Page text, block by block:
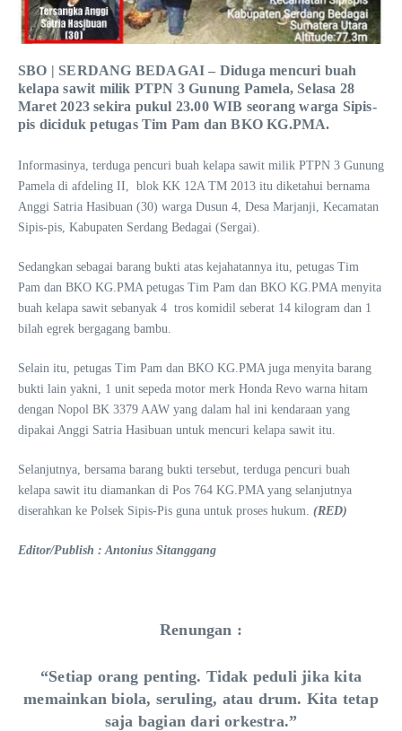
SBO | SERDANG BEDAGAI – Diduga mencuri buah
kelapa sawit milik PTPN 3 Gunung Pamela, Selasa 28
Maret 2023 sekira pukul 23.00 WIB seorang warga Sipis-
pis diciduk petugas Tim Pam dan BKO KG.PMA.
Informasinya, terduga pencuri buah kelapa sawit milik PTPN 3 Gunung
Pamela di afdeling II, blok KK 12A TM 2013 itu diketahui bernama
Anggi Satria Hasibuan (30) warga Dusun 4, Desa Marjanji, Kecamatan
Sipis-pis, Kabupaten Serdang Bedagai (Sergai).
Sedangkan sebagai barang bukti atas kejahatannya itu, petugas Tim
Pam dan BKO KG.PMA petugas Tim Pam dan BKO KG.PMA menyita
buah kelapa sawit sebanyak 4 tros komidil seberat 14 kilogram dan 1
bilah egrek bergagang bambu.
Selain itu, petugas Tim Pam dan BKO KG.PMA juga menyita barang
bukti lain yakni, 1 unit sepeda motor merk Honda Revo warna hitam
dengan Nopol BK 3379 AAW yang dalam hal ini kendaraan yang
dipakai Anggi Satria Hasibuan untuk mencuri kelapa sawit itu.
Selanjutnya, bersama barang bukti tersebut, terduga pencuri buah
kelapa sawit itu diamankan di Pos 764 KG.PMA yang selanjutnya
diserahkan ke Polsek Sipis-Pis guna untuk proses hukum. (RED)
Editor/Publish : Antonius Sitanggang
Renungan :
“Setiap orang penting. Tidak peduli jika kita
memainkan biola, seruling, atau drum. Kita tetap
saja bagian dari orkestra.”